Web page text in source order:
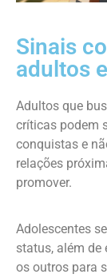
Sinais
adultos
Adultos que
críticas podem
conquistas e
relações
promover.
Adolescentes
status, além de
os outros para